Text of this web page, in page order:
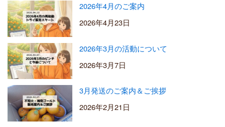
2026年4月のご案内
2026年4月23日
2026年3月の活動について
2026年3月7日
3月発送のご案内＆ご挨拶
2026年2月21日